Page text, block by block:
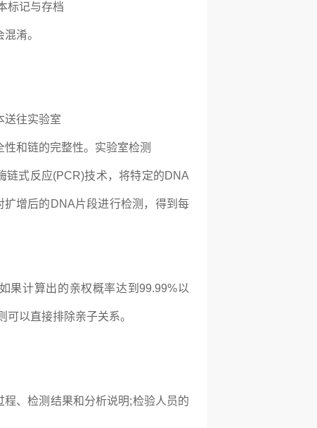
标记与存档
淆。
送往实验室
和链的完整性。实验室检测
链式反应(PCR)技术，将特定的DNA
增后的DNA片段进行检测，得到每
果计算出的亲权概率达到99.99%以
可以直接排除亲子关系。
、检测结果和分析说明;检验人员的